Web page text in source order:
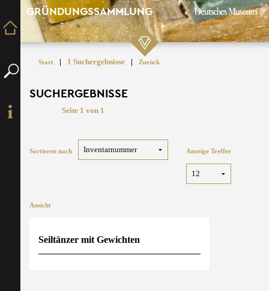
GRÜNDUNGSSAMMLUNG
Start | 1 Suchergebnisse | Zurück
SUCHERGEBNISSE
Seite 1 von 1
Sortieren nach Anzeige Treffer
Ansicht
Seiltänzer mit Gewichten